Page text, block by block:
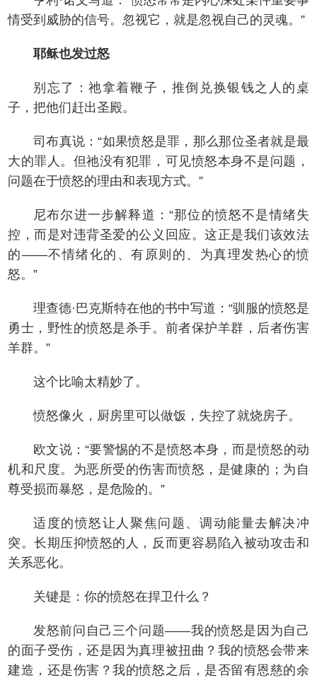
情受到威胁的信号。忽视它，就是忽视自己的灵魂。”
耶稣也发过怒
别忘了：祂拿着鞭子，推倒兑换银钱之人的桌
子，把他们赶出圣殿。
司布真说：“如果愤怒是罪，那么那位圣者就是最
大的罪人。但祂没有犯罪，可见愤怒本身不是问题，
问题在于愤怒的理由和表现方式。”
尼布尔进一步解释道：“那位的愤怒不是情绪失
控，而是对违背圣爱的公义回应。这正是我们该效法
的——不情绪化的、有原则的、为真理发热心的愤
怒。”
理查德·巴克斯特在他的书中写道：“驯服的愤怒是
勇士，野性的愤怒是杀手。前者保护羊群，后者伤害
羊群。”
这个比喻太精妙了。
愤怒像火，厨房里可以做饭，失控了就烧房子。
欧文说：“要警惕的不是愤怒本身，而是愤怒的动
机和尺度。为恶所受的伤害而愤怒，是健康的；为自
尊受损而暴怒，是危险的。”
适度的愤怒让人聚焦问题、调动能量去解决冲
突。长期压抑愤怒的人，反而更容易陷入被动攻击和
关系恶化。
关键是：你的愤怒在捍卫什么？
发怒前问自己三个问题——我的愤怒是因为自己
的面子受伤，还是因为真理被扭曲？我的愤怒会带来
建造，还是伤害？我的愤怒之后，是否留有恩慈的余